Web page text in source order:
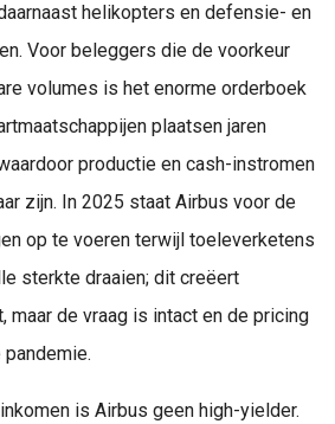
helikopters en defensie- en
Voor beleggers die de voorkeur
volumes is het enorme orderboek
plaatsen jaren
productie en cash-instromen
zijn. In 2025 staat Airbus voor de
op te voeren terwijl toeleverketens
sterkte draaien; dit creëert
maar de vraag is intact en de pricing
is Airbus geen high-yielder.